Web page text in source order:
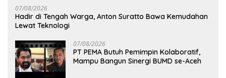
07/08/2026
Hadir di Tengah Warga, Anton Suratto Bawa Kemudahan
Lewat Teknologi
07/08/2026
PT PEMA Butuh Pemimpin Kolaboratif,
Mampu Bangun Sinergi BUMD se-Aceh